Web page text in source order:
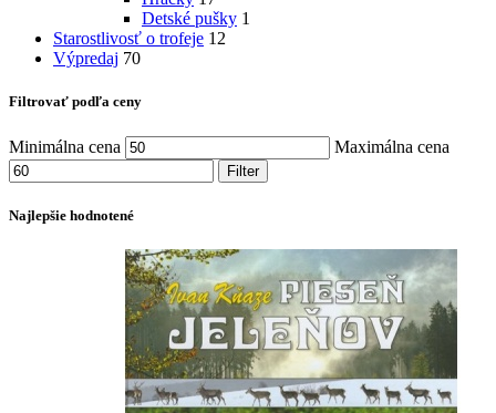
Detské pušky 1
Starostlivosť o trofeje 12
Výpredaj 70
Filtrovať podľa ceny
Minimálna cena Maximálna cena
Filter
Najlepšie hodnotené